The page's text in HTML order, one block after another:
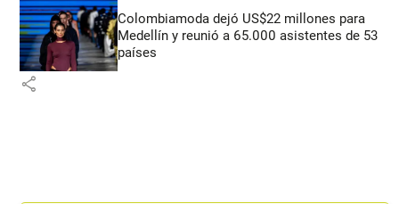
Colombiamoda dejó US$22 millones para
Medellín y reunió a 65.000 asistentes de 53
países
share